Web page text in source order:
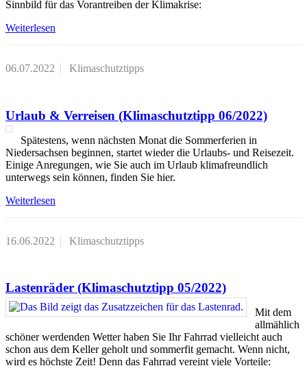
Sinnbild für das Vorantreiben der Klimakrise:
Weiterlesen
06.07.2022 Klimaschutztipps
Urlaub & Verreisen (Klimaschutztipp 06/2022)
Spätestens, wenn nächsten Monat die Sommerferien in
Niedersachsen beginnen, startet wieder die Urlaubs- und Reisezeit.
Einige Anregungen, wie Sie auch im Urlaub klimafreundlich
unterwegs sein können, finden Sie hier.
Weiterlesen
16.06.2022 Klimaschutztipps
Lastenräder (Klimaschutztipp 05/2022)
Mit dem
allmählich
schöner werdenden Wetter haben Sie Ihr Fahrrad vielleicht auch
schon aus dem Keller geholt und sommerfit gemacht. Wenn nicht,
wird es höchste Zeit! Denn das Fahrrad vereint viele Vorteile: